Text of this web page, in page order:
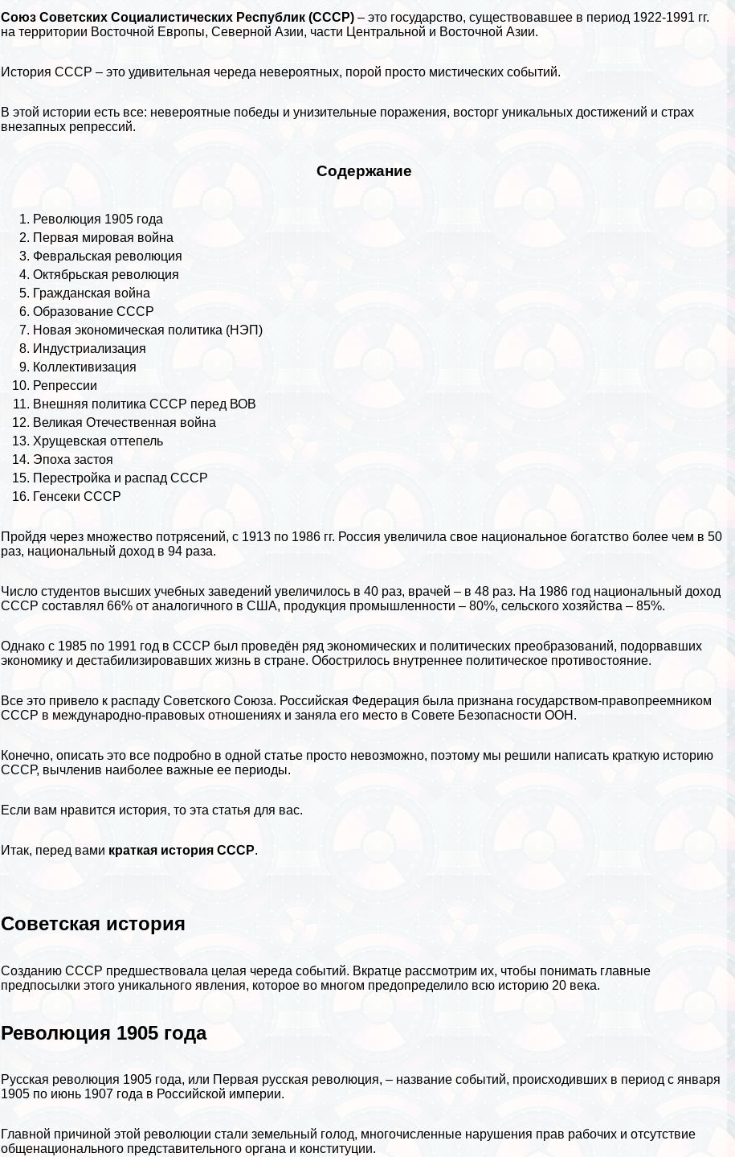
Союз Советских Социалистических Республик (СССР) – это государство, существовавшее в период 1922-1991 гг.
на территории Восточной Европы, Северной Азии, части Центральной и Восточной Азии.
История СССР – это удивительная череда невероятных, порой просто мистических событий.
В этой истории есть все: невероятные победы и унизительные поражения, восторг уникальных достижений и страх
внезапных репрессий.
Содержание
Революция 1905 года
Первая мировая война
Февральская революция
Октябрьская революция
Гражданская война
Образование СССР
Новая экономическая политика (НЭП)
Индустриализация
Коллективизация
Репрессии
Внешняя политика СССР перед ВОВ
Великая Отечественная война
Хрущевская оттепель
Эпоха застоя
Перестройка и распад СССР
Генсеки СССР
Пройдя через множество потрясений, с 1913 по 1986 гг. Россия увеличила свое национальное богатство более чем в 50
раз, национальный доход в 94 раза.
Число студентов высших учебных заведений увеличилось в 40 раз, врачей – в 48 раз. На 1986 год национальный доход
СССР составлял 66% от аналогичного вСША, продукция промышленности – 80%, сельского хозяйства – 85%.
Однако с 1985 по 1991 год в СССР был проведён ряд экономических и политических преобразований, подорвавших
экономику и дестабилизировавших жизнь в стране. Обострилось внутреннее политическое противостояние.
Все это привело к распаду Советского Союза. Российская Федерация была признана государством-правопреемником
СССР в международно-правовых отношениях и заняла его место в Совете Безопасности ООН.
Конечно, описать это все подробно в одной статье просто невозможно, поэтому мы решили написать краткую историю
СССР, вычлeнив наиболее важные ее периоды.
Если вам нравится история, то эта статья для вас.
Итак, перед вами краткая история СССР.
Советская история
Созданию СССР предшествовала целая череда событий. Вкратце рассмотрим их, чтобы понимать главные
предпосылки этого уникального явления, которое во многом предопределило всю историю 20 века.
Революция 1905 года
Русская революция 1905 года, или Первая русская революция, – название событий, происходивших в период с января
1905 по июнь 1907 года в Российской империи.
Главной причиной этой революции стали земельный голод, многочисленные нарушения прав рабочих и отсутствие
общенационального представительного органа и конституции.